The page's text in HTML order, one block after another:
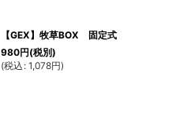
【GEX】牧草BOX 固定式
980円(税別)
(税込 : 1,078円)